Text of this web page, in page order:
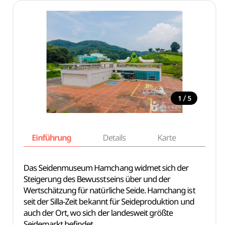
1 / 5
Einführung Details Karte
Das Seidenmuseum Hamchang widmet sich der
Steigerung des Bewusstseins über und der
Wertschätzung für natürliche Seide. Hamchang ist
seit der Silla-Zeit bekannt für Seideproduktion und
auch der Ort, wo sich der landesweit größte